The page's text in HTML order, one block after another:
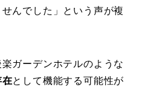
んでした」という声が複
ガーデンホテルのような
在として機能する可能性が